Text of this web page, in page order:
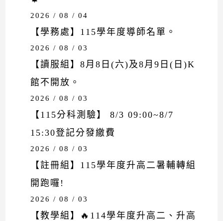
2026 / 08 / 04
【學務處】115學年度導師名單。
2026 / 08 / 03
【讀服組】8月8日(六)及8月9日(日)K
館不開放。
2026 / 08 / 03
【115分科測驗】 8/3 09:00~8/7
15:30登記分發繳費
2026 / 08 / 03
【註冊組】115學年度升高二暑輔轉組
開跑囉!
2026 / 08 / 03
【教學組】🔥114學年度升高二、升高